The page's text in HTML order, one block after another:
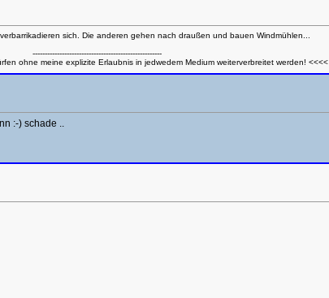
sich. Die anderen gehen nach draußen und bauen Windmühlen...
-----------------------------------------------------
ohne meine explizite Erlaubnis in jedwedem Medium weiterverbreitet werden! <<<<
:-) schade ..